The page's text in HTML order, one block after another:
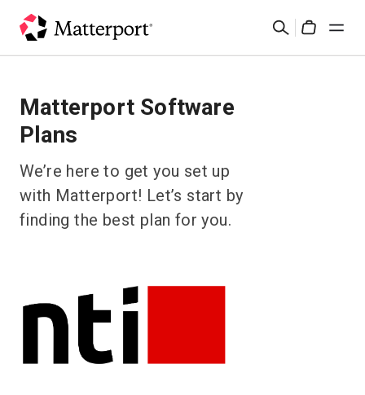
Suchen
Produkte
Preise
Ressourcen
Kontakt
Anmelden
Matterport Software
Plans
We’re here to get you set up
with Matterport! Let’s start by
finding the best plan for you.